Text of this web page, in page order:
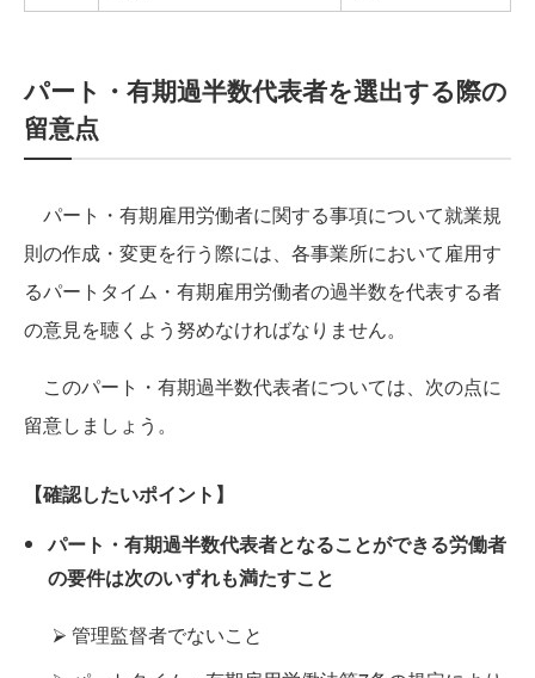
パート・有期過半数代表者を選出する際の
留意点
パート・有期雇用労働者に関する事項について就業規
則の作成・変更を行う際には、各事業所において雇用す
るパートタイム・有期雇用労働者の過半数を代表する者
の意見を聴くよう努めなければなりません。
このパート・有期過半数代表者については、次の点に
留意しましょう。
【確認したいポイント】
パート・有期過半数代表者となることができる労働者
の要件は次のいずれも満たすこと
管理監督者でないこと